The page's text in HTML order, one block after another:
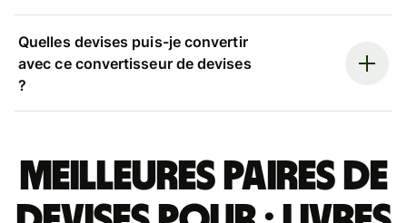
Quelles devises puis-je convertir
avec ce convertisseur de devises
?
Meilleures paires de